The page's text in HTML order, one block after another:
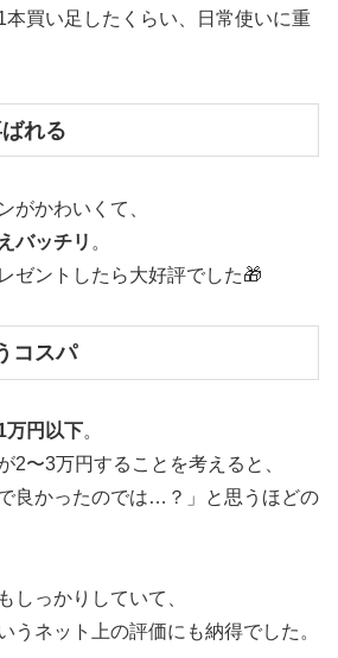
買い足したくらい、日常使いに重
れる
がかわいくて、
バッチリ 。
ゼントしたら大好評でした🎁
コスパ
万円以下。
2〜3万円することを考えると、
良かったのでは…？」と思うほどの
しっかりしていて、
うネット上の評価にも納得でした。